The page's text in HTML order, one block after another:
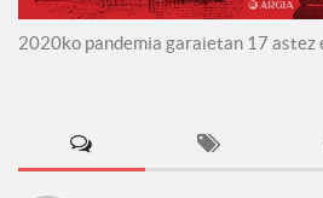
2020ko pandemia garaietan 17 astez